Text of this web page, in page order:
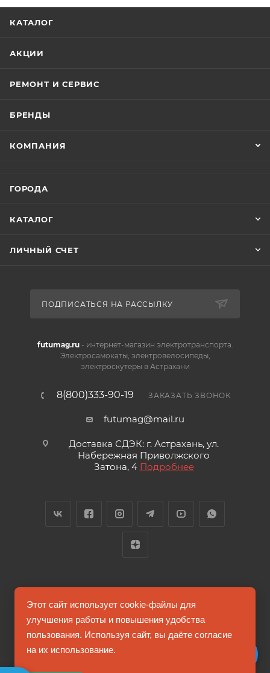
КАТАЛОГ
АКЦИИ
РЕМОНТ И СЕРВИС
БРЕНДЫ
КОМПАНИЯ
ГОРОДА
КАТАЛОГ
ЛИЧНЫЙ СЧЕТ
ПОДПИСАТЬСЯ НА РАССЫЛКУ
futumag.ru- интернет-магазин электротранспорта.
Электросамокаты, электровелосипеды,
электроскутеры в Астрахани
8(800)333-90-19 ЗАКАЗАТЬ ЗВОНОК
futumag@mail.ru
Доставка СДЭК: г. Астрахань, ул.
Набережная Приволжского
Затона, 4 Подробнее
2026 © FUTUMAG.RU
Информация на сайте не является публичной офертой
Этот сайт использует cookie-файлы для
улучшения работы и повышения удобства
пользования. Используя сайт, вы даёте согласие
на их использование.